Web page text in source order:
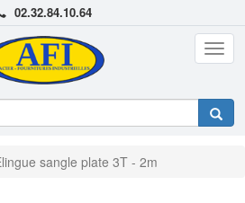
02.32.84.10.64
sangle plate 3T - 2m